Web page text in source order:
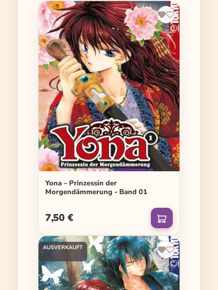
Yona – Prinzessin der
Morgendämmerung - Band 01
Regulärer Preis:
7,50 €
AUSVERKAUFT